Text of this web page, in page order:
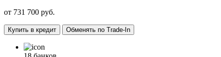
от 731 700 руб.
Купить в кредит Обменять по Trade-In